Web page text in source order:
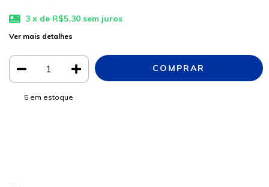
3 x de R$5,30 sem juros
Ver mais detalhes
5 em estoque